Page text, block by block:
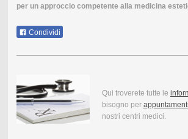
per un approccio competente alla medicina
Condividi
Qui troverete tutte le
bisogno per appuntamenti
nostri centri medici.